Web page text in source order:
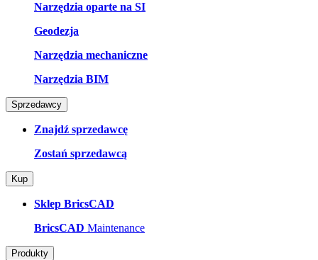
Narzędzia oparte na SI
Geodezja
Narzędzia mechaniczne
Narzędzia BIM
Sprzedawcy
Znajdź sprzedawcę
Zostań sprzedawcą
Kup
Sklep BricsCAD
BricsCAD Maintenance
Produkty